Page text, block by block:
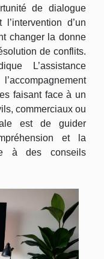
de dialogue
d’un
changer la donne
de conflits.
L’assistance
faisant face à un
commerciaux ou
est de guider
et la
à des conseils